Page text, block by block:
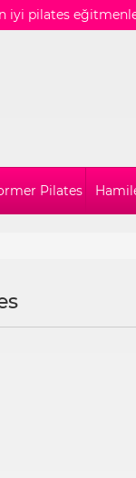
iyi pilates
Pilates